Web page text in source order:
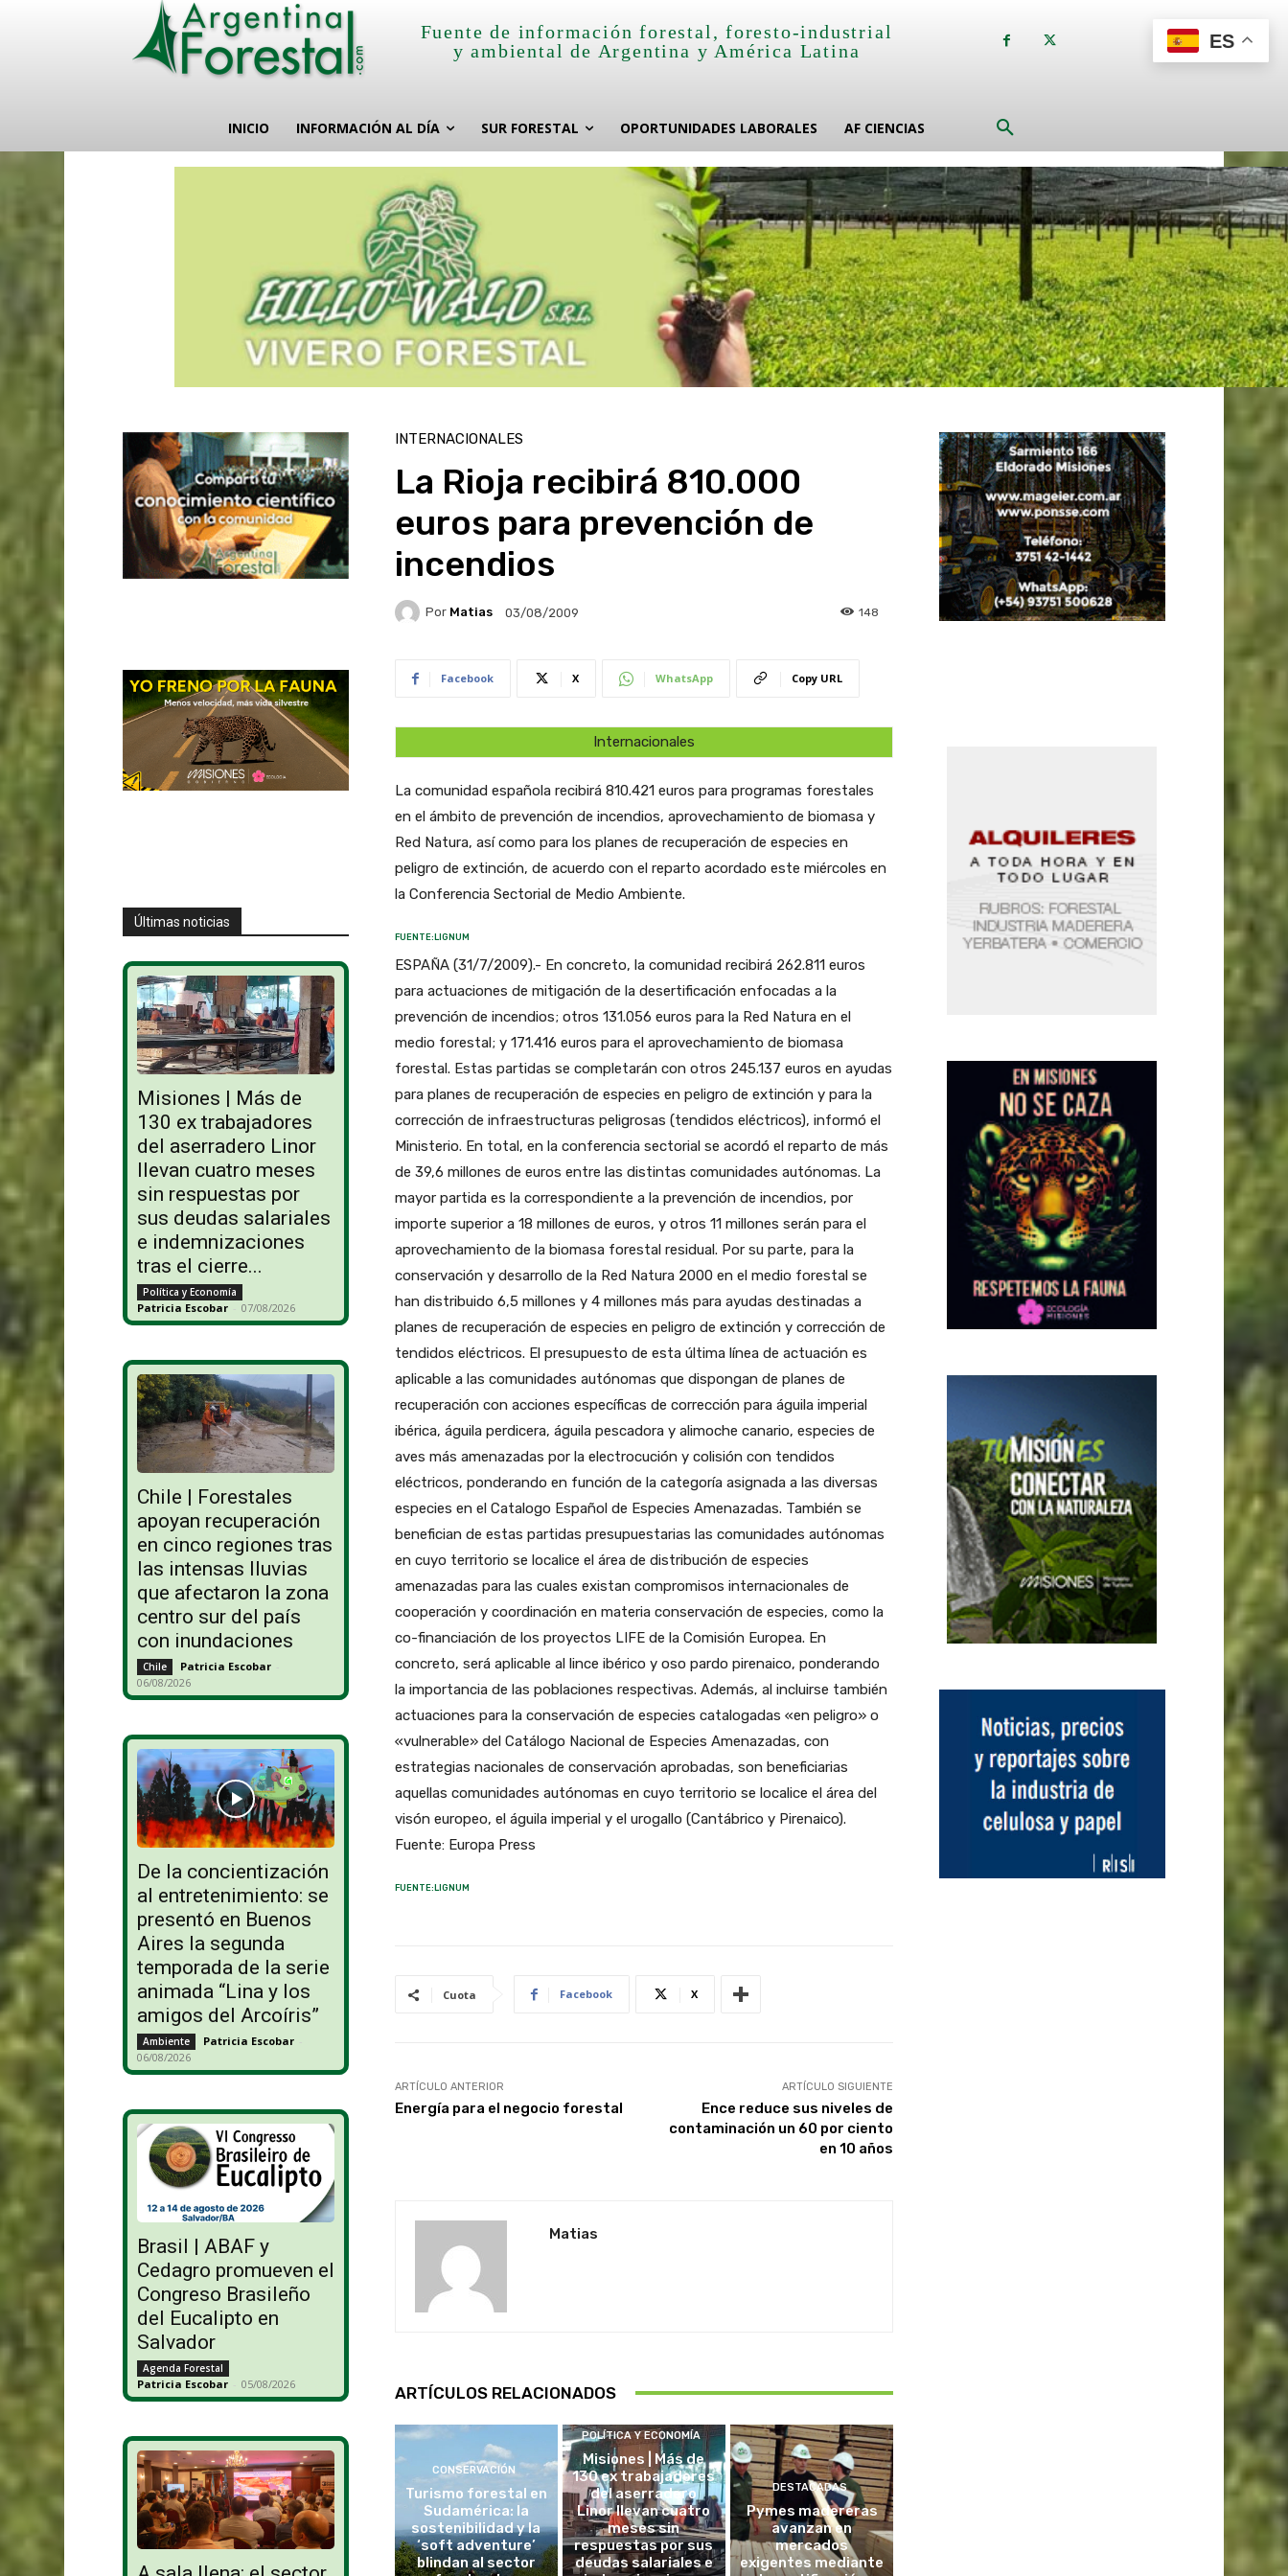
Fuente de información forestal, foresto-industrial
y ambiental de Argentina y América Latina
INICIO INFORMACIÓN AL DÍA SUR FORESTAL OPORTUNIDADES LABORALES AF CIENCIAS
Últimas noticias
Misiones | Más de
130 ex trabajadores
del aserradero Linor
llevan cuatro meses
sin respuestas por
sus deudas salariales
e indemnizaciones
tras el cierre...
Política y Economía
Patricia Escobar - 07/08/2026
Chile | Forestales
apoyan recuperación
en cinco regiones tras
las intensas lluvias
que afectaron la zona
centro sur del país
con inundaciones
Chile Patricia Escobar -
06/08/2026
De la concientización
al entretenimiento: se
presentó en Buenos
Aires la segunda
temporada de la serie
animada “Lina y los
amigos del Arcoíris”
Ambiente Patricia Escobar -
06/08/2026
Brasil | ABAF y
Cedagro promueven el
Congreso Brasileño
del Eucalipto en
Salvador
Agenda Forestal
Patricia Escobar - 05/08/2026
INTERNACIONALES
La Rioja recibirá 810.000
euros para prevención de
incendios
Por Matias 03/08/2009 148
Facebook X WhatsApp Copy URL
Internacionales
La comunidad española recibirá 810.421 euros para programas forestales
en el ámbito de prevención de incendios, aprovechamiento de biomasa y
Red Natura, así como para los planes de recuperación de especies en
peligro de extinción, de acuerdo con el reparto acordado este miércoles en
la Conferencia Sectorial de Medio Ambiente.
FUENTE:LIGNUM
ESPAÑA (31/7/2009).- En concreto, la comunidad recibirá 262.811 euros
para actuaciones de mitigación de la desertificación enfocadas a la
prevención de incendios; otros 131.056 euros para la Red Natura en el
medio forestal; y 171.416 euros para el aprovechamiento de biomasa
forestal. Estas partidas se completarán con otros 245.137 euros en ayudas
para planes de recuperación de especies en peligro de extinción y para la
corrección de infraestructuras peligrosas (tendidos eléctricos), informó el
Ministerio. En total, en la conferencia sectorial se acordó el reparto de más
de 39,6 millones de euros entre las distintas comunidades autónomas. La
mayor partida es la correspondiente a la prevención de incendios, por
importe superior a 18 millones de euros, y otros 11 millones serán para el
aprovechamiento de la biomasa forestal residual. Por su parte, para la
conservación y desarrollo de la Red Natura 2000 en el medio forestal se
han distribuido 6,5 millones y 4 millones más para ayudas destinadas a
planes de recuperación de especies en peligro de extinción y corrección de
tendidos eléctricos. El presupuesto de esta última línea de actuación es
aplicable a las comunidades autónomas que dispongan de planes de
recuperación con acciones específicas de corrección para águila imperial
ibérica, águila perdicera, águila pescadora y alimoche canario, especies de
aves más amenazadas por la electrocución y colisión con tendidos
eléctricos, ponderando en función de la categoría asignada a las diversas
especies en el Catalogo Español de Especies Amenazadas. También se
benefician de estas partidas presupuestarias las comunidades autónomas
en cuyo territorio se localice el área de distribución de especies
amenazadas para las cuales existan compromisos internacionales de
cooperación y coordinación en materia conservación de especies, como la
co-financiación de los proyectos LIFE de la Comisión Europea. En
concreto, será aplicable al lince ibérico y oso pardo pirenaico, ponderando
la importancia de las poblaciones respectivas. Además, al incluirse también
actuaciones para la conservación de especies catalogadas «en peligro» o
«vulnerable» del Catálogo Nacional de Especies Amenazadas, con
estrategias nacionales de conservación aprobadas, son beneficiarias
aquellas comunidades autónomas en cuyo territorio se localice el área del
visón europeo, el águila imperial y el urogallo (Cantábrico y Pirenaico).
Fuente: Europa Press
FUENTE:LIGNUM
Cuota Facebook X
ARTÍCULO ANTERIOR
Energía para el negocio forestal
ARTÍCULO SIGUIENTE
Ence reduce sus niveles de
contaminación un 60 por ciento
en 10 años
Matias
ARTÍCULOS RELACIONADOS
CONSERVACIÓN
Turismo forestal en
Sudamérica: la
sostenibilidad y la
‘soft adventure’
blindan al sector
POLÍTICA Y ECONOMÍA
Misiones | Más de
130 ex trabajadores
del aserradero
Linor llevan cuatro
meses sin
respuestas por sus
deudas salariales e
DESTACADAS
Pymes madereras
avanzan en
mercados
exigentes mediante
ES